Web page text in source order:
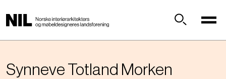
p
Synneve Totland Morken